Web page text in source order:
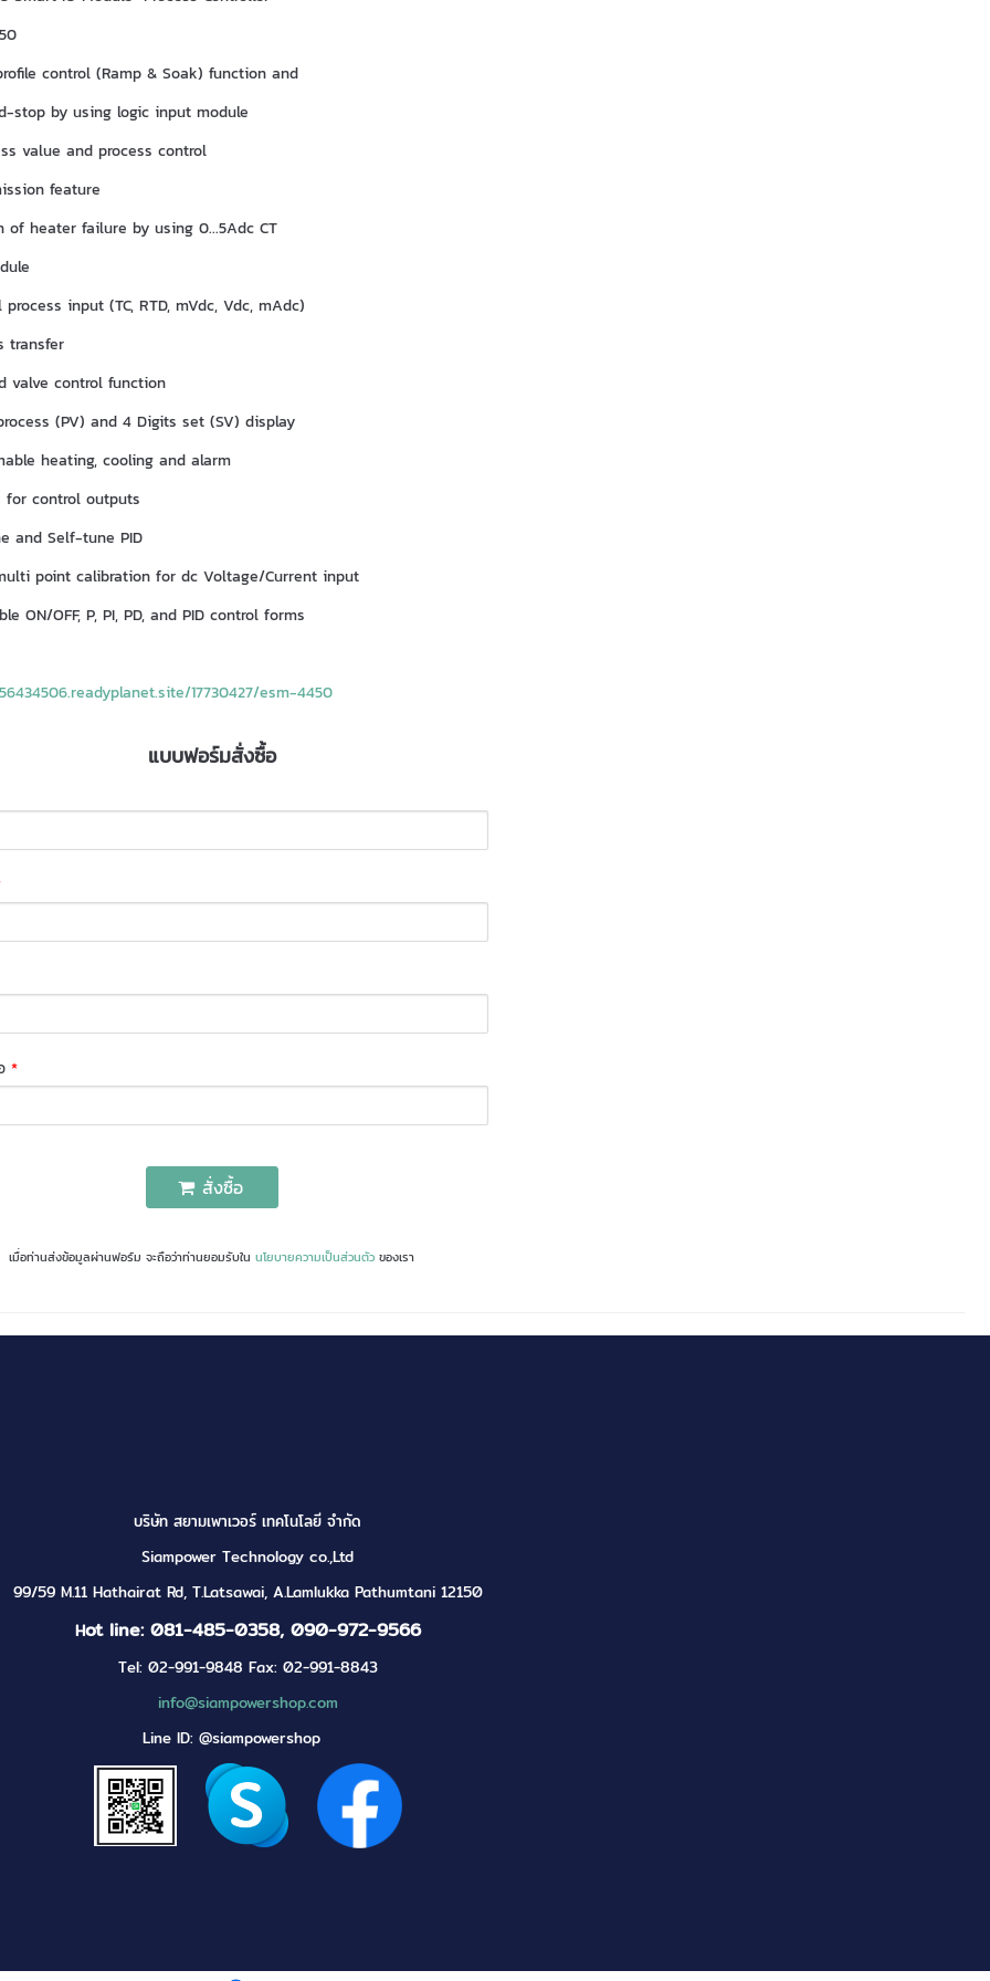
control (Ramp & Soak) function and
stop by using logic input module
value and process control
feature
of heater failure by using 0...5Adc CT
input (TC, RTD, mVdc, Vdc, mAdc)
transfer
valve control function
(PV) and 4 Digits set (SV) display
heating, cooling and alarm
for control outputs
and Self-tune PID
point calibration for dc Voltage/Current input
ON/OFF, P, PI, PD, and PID control forms
17730427/esm-4450
แบบฟอร์มสั่งซื้อ
*
สั่งซื้อ
เมื่อท่านส่งข้อมูลผ่านฟอร์ม จะถือว่าท่านยอมรับในนโยบายความเป็นส่วนตัว ของเรา
บริษัท สยามเพาเวอร์ เทคโนโลยี จำกัด
Siampower Technology co.,Ltd
99/59 M.11 Hathairat Rd, T.Latsawai, A.Lamlukka Pathumtani 12150
Hot line: 081-485-0358, 090-972-9566
Tel: 02-991-9848 Fax: 02-991-8843
info@siampowershop.com
Line ID: @siampowershop